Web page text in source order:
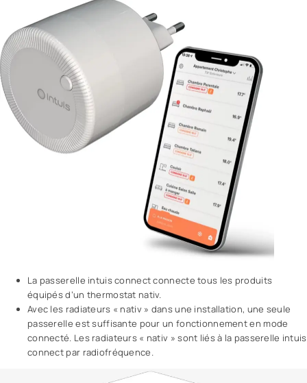
La passerelle intuis connect connecte tous les produits
équipés d’un thermostat nativ.
Avec les radiateurs « nativ » dans une installation, une seule
passerelle est suffisante pour un fonctionnement en mode
connecté. Les radiateurs « nativ » sont liés à la passerelle intuis
connect par radiofréquence.